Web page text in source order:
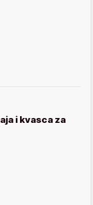
i kvasca za